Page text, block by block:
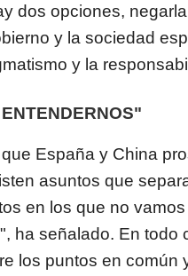
dos opciones,
y la sociedad
y la
España y China
asuntos que
en los que no
ha señalado. En todo
los puntos en común